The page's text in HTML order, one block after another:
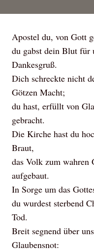
Apostel du, von Gott
du gabst dein Blut für
Dankesgruß.
Dich schreckte nicht
Götzen Macht;
du hast, erfüllt von
gebracht.
Die Kirche hast du
Braut,
das Volk zum wahren
aufgebaut.
In Sorge um das
du wurdest sterbend
Tod.
Breit segnend über
Glaubensnot: